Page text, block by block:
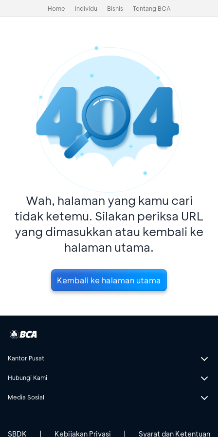
Home Individu Bisnis Tentang BCA
Wah, halaman yang kamu cari
tidak ketemu. Silakan periksa URL
yang dimasukkan atau kembali ke
halaman utama.
Kembali ke halaman utama
Kantor Pusat
Hubungi Kami
Media Sosial
SBDK Kebijakan Privasi Syarat dan Ketentuan